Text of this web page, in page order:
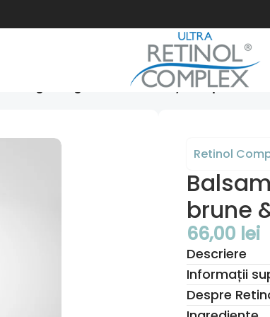
Colagen, Alge brune & Semințe de quinoa –
Retinol
brune
66,00 lei
Descriere
Informații
Despre